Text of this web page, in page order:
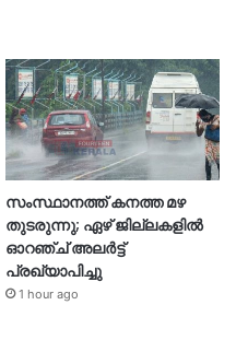
സംസ്ഥാനത്ത് കനത്ത മഴ
തുടരുന്നു; ഏഴ് ജില്ലകളിൽ
ഓറഞ്ച് അലർട്ട്
പ്രഖ്യാപിച്ചു
1 hour ago